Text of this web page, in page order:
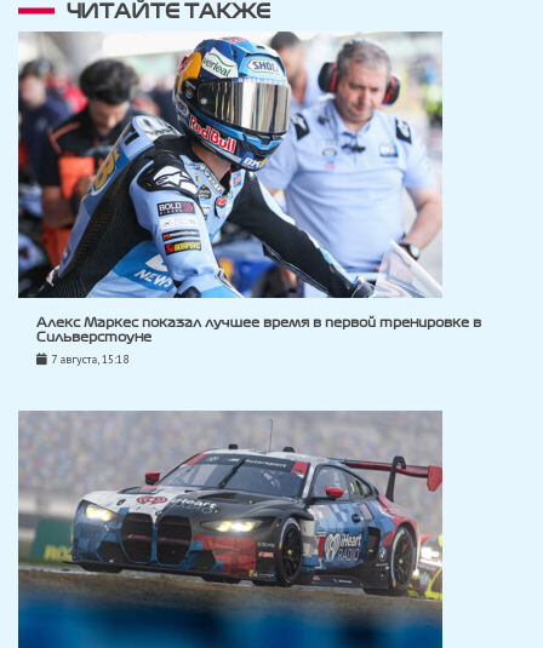
ЧИТАЙТЕ ТАКЖЕ
Алекс Маркес показал лучшее время в первой тренировке в
Сильверстоуне
7 августа, 15:18